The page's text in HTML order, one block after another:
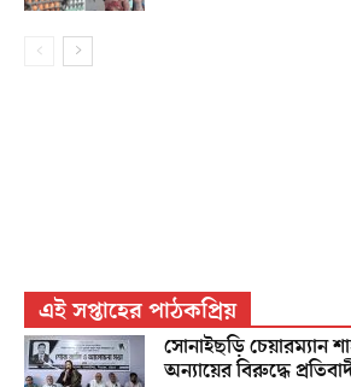
এই সপ্তাহের পাঠকপ্রিয়
সোনাইছড়ি চেয়ারম্যান
অন্যায়ের বিরুদ্ধে